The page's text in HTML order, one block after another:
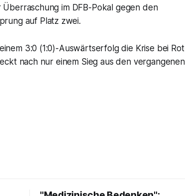
im DFB-Pokal gegen den
auf Platz zwei.
3:0 (1:0)-Auswärtserfolg die Krise bei
nach nur einem Sieg aus den